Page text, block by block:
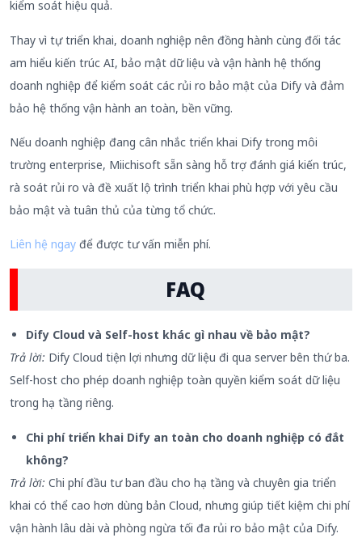
kiểm soát hiệu quả.
Thay vì tự triển khai, doanh nghiệp nên đồng hành cùng đối tác
am hiểu kiến trúc AI, bảo mật dữ liệu và vận hành hệ thống
doanh nghiệp để kiểm soát các rủi ro bảo mật của Dify và đảm
bảo hệ thống vận hành an toàn, bền vững.
Nếu doanh nghiệp đang cân nhắc triển khai Dify trong môi
trường enterprise, Miichisoft sẵn sàng hỗ trợ đánh giá kiến trúc,
rà soát rủi ro và đề xuất lộ trình triển khai phù hợp với yêu cầu
bảo mật và tuân thủ của từng tổ chức.
Liên hệ ngay để được tư vấn miễn phí.
FAQ
Dify Cloud và Self-host khác gì nhau về bảo mật?
Trả lời: Dify Cloud tiện lợi nhưng dữ liệu đi qua server bên thứ ba.
Self-host cho phép doanh nghiệp toàn quyền kiểm soát dữ liệu
trong hạ tầng riêng.
Chi phí triển khai Dify an toàn cho doanh nghiệp có đắt
không?
Trả lời: Chi phí đầu tư ban đầu cho hạ tầng và chuyên gia triển
khai có thể cao hơn dùng bản Cloud, nhưng giúp tiết kiệm chi phí
vận hành lâu dài và phòng ngừa tối đa rủi ro bảo mật của Dify.